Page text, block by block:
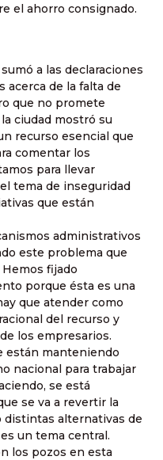
el ahorro consignado.
a las declaraciones
acerca de la falta de
que no promete
ciudad mostró su
recurso esencial que
comentar los
para llevar
tema de inseguridad
que están
administrativos
este problema que
fijado
porque ésta es una
que atender como
del recurso y
los empresarios.
están manteniendo
nacional para trabajar
se está
se va a revertir la
distintas alternativas de
un tema central.
los pozos en esta